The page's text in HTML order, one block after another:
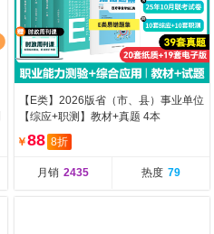
【E类】2026版省（市、县）事业单位
【综应+职测】教材+真题 4本
￥88 8折
月销 2435 热度 79